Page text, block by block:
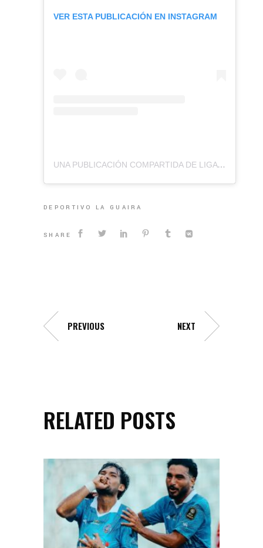
VER ESTA PUBLICACIÓN EN INSTAGRAM
UNA PUBLICACIÓN COMPARTIDA DE LIGA FUTVE (@LIGAFUTVE)
DEPORTIVO LA GUAIRA
SHARE
PREVIOUS NEXT
RELATED POSTS